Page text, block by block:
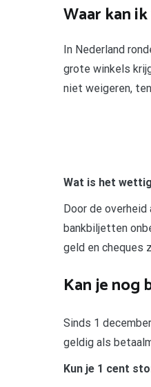
Waar kan
In Nederland
grote winkels
niet weigeren,
Wat is het
Door de
bankbiljetten
geld en cheques
Kan je nog
Sinds 1
geldig als
Kun je 1 cent